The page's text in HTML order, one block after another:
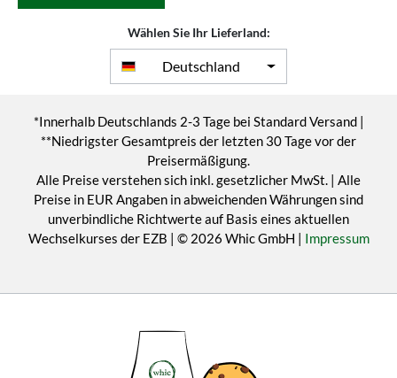
Wählen Sie Ihr Lieferland:
Deutschland
*Innerhalb Deutschlands 2-3 Tage bei Standard Versand |
**Niedrigster Gesamtpreis der letzten 30 Tage vor der
Preisermäßigung.
Alle Preise verstehen sich inkl. gesetzlicher MwSt. | Alle
Preise in EUR Angaben in abweichenden Währungen sind
unverbindliche Richtwerte auf Basis eines aktuellen
Wechselkurses der EZB | © 2026 Whic GmbH | Impressum